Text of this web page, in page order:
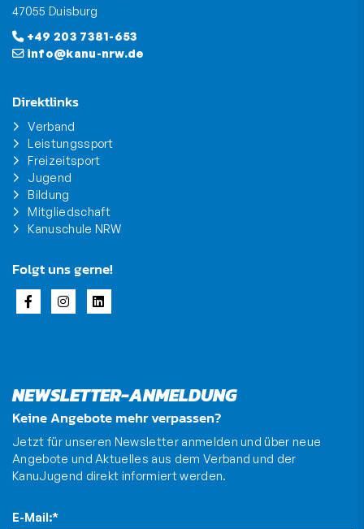
47055 Duisburg
+49 203 7381-653
info@kanu-nrw.de
Direktlinks
Verband
Leistungssport
Freizeitsport
Jugend
Bildung
Mitgliedschaft
Kanuschule NRW
Folgt uns gerne!
NEWSLETTER-ANMELDUNG
Keine Angebote mehr verpassen?
Jetzt für unseren Newsletter anmelden und über neue
Angebote und Aktuelles aus dem Verband und der
KanuJugend direkt informiert werden.
E-Mail:*